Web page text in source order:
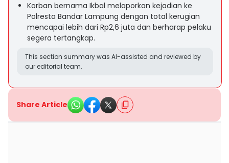
Korban bernama Ikbal melaporkan kejadian ke
Polresta Bandar Lampung dengan total kerugian
mencapai lebih dari Rp2,6 juta dan berharap pelaku
segera tertangkap.
This section summary was AI-assisted and reviewed by
our editorial team.
Share Article